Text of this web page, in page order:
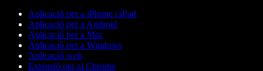
Aplicació per a iPhone i iPad
Aplicació per a Android
Aplicació per a Mac
Aplicació per a Windows
Aplicació web
Extensió per al Chrome